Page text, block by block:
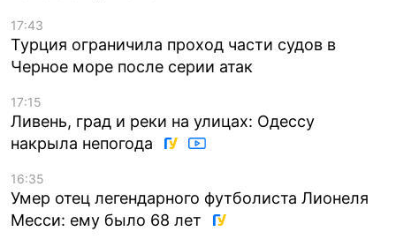
17:43
Турция ограничила проход части судов в
Черное море после серии атак
17:15
Ливень, град и реки на улицах: Одессу
накрыла непогода
16:35
Умер отец легендарного футболиста Лионеля
Месси: ему было 68 лет